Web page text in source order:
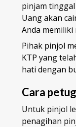
pinjam
Uang akan
Anda
Pihak pinjol
KTP yang
hati dengan
Cara
Untuk pinjol
penagihan